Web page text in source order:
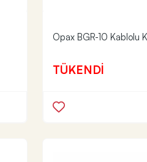
Opax BGR-10 Kablolu
TÜKENDİ